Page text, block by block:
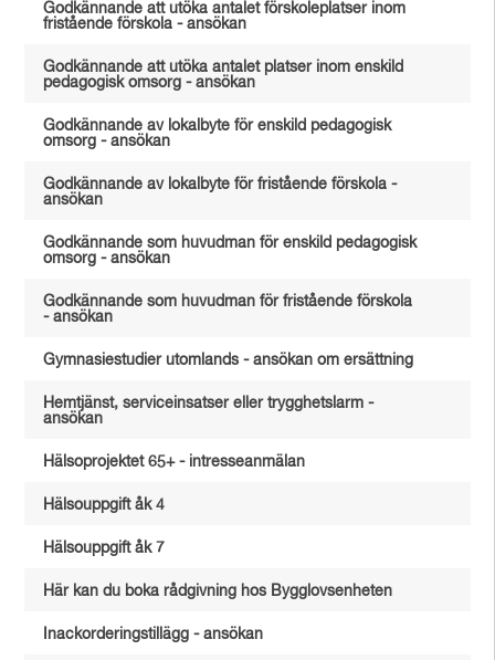
Godkännande att utöka antalet förskoleplatser inom
fristående förskola - ansökan
Godkännande att utöka antalet platser inom enskild
pedagogisk omsorg - ansökan
Godkännande av lokalbyte för enskild pedagogisk
omsorg - ansökan
Godkännande av lokalbyte för fristående förskola -
ansökan
Godkännande som huvudman för enskild pedagogisk
omsorg - ansökan
Godkännande som huvudman för fristående förskola
- ansökan
Gymnasiestudier utomlands - ansökan om ersättning
Hemtjänst, serviceinsatser eller trygghetslarm -
ansökan
Hälsoprojektet 65+ - intresseanmälan
Hälsouppgift åk 4
Hälsouppgift åk 7
Här kan du boka rådgivning hos Bygglovsenheten
Inackorderingstillägg - ansökan